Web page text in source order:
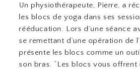
Un physiothérapeute, Pierre, a
les blocs de yoga dans ses
rééducation. Lors d’une séance
se remettant d’une opération de
présente les blocs comme un
son bras. “Les blocs vous offrent